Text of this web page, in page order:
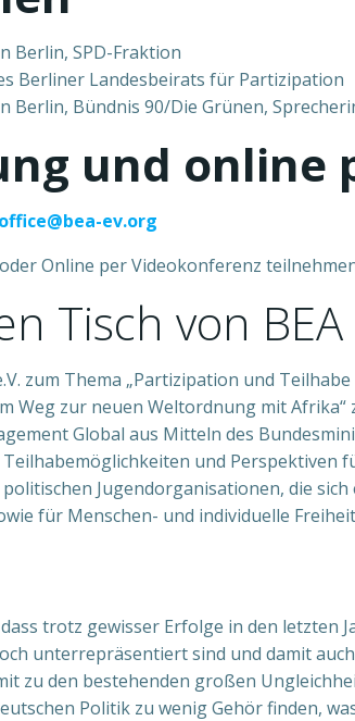
Berlin, SPD-Fraktion
Berliner Landesbeirats für Partizipation
Berlin, Bündnis 90/Die Grünen,
und online
office@bea-ev.org
Online per Videokonferenz
Tisch von BEA
zum Thema „Partizipation und
Weg zur neuen Weltordnung mit
Global aus Mitteln des
und
Jugendorganisationen, die
für Menschen- und individuelle
trotz gewisser Erfolge in den
unterrepräsentiert sind und damit
zu den bestehenden großen
Politik zu wenig Gehör finden,